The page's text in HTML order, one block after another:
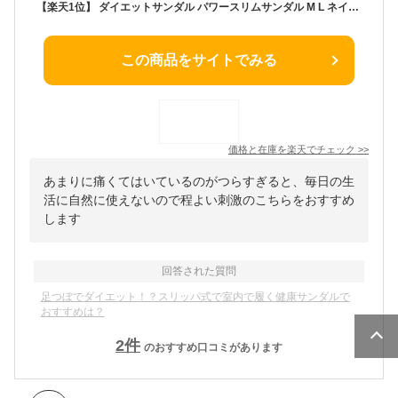
【楽天1位】 ダイエットサンダル パワースリムサンダル M L ネイビー/アイボリー 公式 室内履き オフィス 健康 履くだけ レディース 疲れない バランス 健康 美脚 美尻 軽い ダイエット 体幹 トレーニング 静音 甲高 誕生日 プレゼント 実用的 脚痩せ 母の日ギフト
この商品をサイトでみる
価格と在庫を楽天でチェック >>
あまりに痛くてはいているのがつらすぎると、毎日の生
活に自然に使えないので程よい刺激のこちらをおすすめ
します
回答された質問
足つぼでダイエット！？スリッパ式で室内で履く健康サンダルで
おすすめは？
2件 のおすすめ口コミがあります